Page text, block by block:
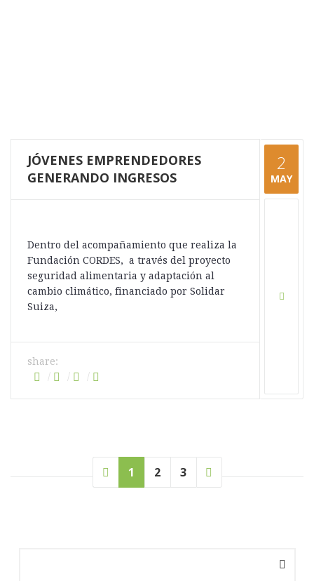
JÓVENES EMPRENDEDORES
GENERANDO INGRESOS
Dentro del acompañamiento que realiza la
Fundación CORDES, a través del proyecto
seguridad alimentaria y adaptación al
cambio climático, financiado por Solidar
Suiza,
share:
2
MAY
1 2 3